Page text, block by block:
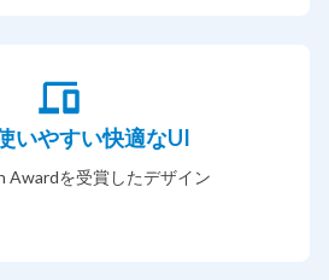
いやすい快適なUI
Awardを受賞したデザイン